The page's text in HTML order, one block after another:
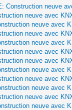
Construction neuve
neuve avec
neuve avec
neuve avec
neuve avec
neuve avec
neuve avec
neuve avec
neuve avec
neuve avec
neuve avec
neuve avec